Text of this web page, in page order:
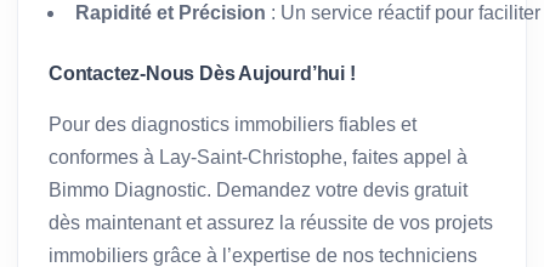
Rapidité et Précision : Un service réactif pour
Contactez-Nous Dès Aujourd’hui !
Pour des diagnostics immobiliers fiables et
conformes à Lay-Saint-Christophe, faites appel à
Bimmo Diagnostic. Demandez votre devis gratuit
dès maintenant et assurez la réussite de vos projets
immobiliers grâce à l’expertise de nos techniciens